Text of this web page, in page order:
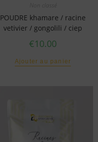
Non classé
POUDRE khamare / racine
vetivier / gongolili / ciep
€10.00
Ajouter au panier